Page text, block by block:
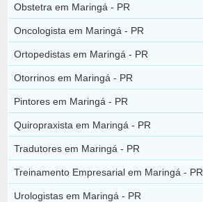
Obstetra em Maringá - PR
Oncologista em Maringá - PR
Ortopedistas em Maringá - PR
Otorrinos em Maringá - PR
Pintores em Maringá - PR
Quiropraxista em Maringá - PR
Tradutores em Maringá - PR
Treinamento Empresarial em Maringá - PR
Urologistas em Maringá - PR